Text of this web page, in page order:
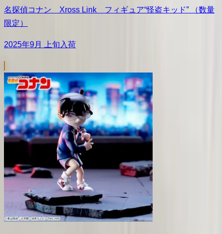
名探偵コナン Xross Link フィギュア“怪盗キッド” （数量
限定）
2025年9月 上旬入荷